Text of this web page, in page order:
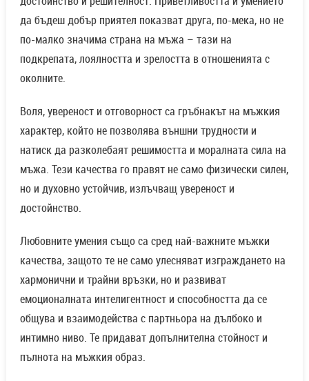
натиск да разколебаят решимостта и моралната сила на
мъжа. Тези качества го правят не само физически силен,
но и духовно устойчив, излъчващ увереност и
достойнство.
качества, защото те не само улесняват изграждането на
хармонични и трайни връзки, но и развиват
емоционалната интелигентност и способността да се
общува и взаимодейства с партньора на дълбоко и
интимно ниво. Те придават допълнителна стойност и
пълнота на мъжкия образ.
Накрая, волята за успех и стремежът към постижения в
професионален, социален и личен план са онзи двигател,
който кара мъжа да се развива, да преследва мечтите
си и да осигурява стабилност и удовлетворение не само
за себе си, но и за хората около себе си.
Всички тези качества заедно създават портрет на